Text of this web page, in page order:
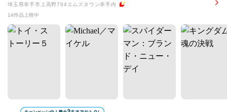
埼玉県幸手市上高野764エムズタウン幸手内
14作品上映中